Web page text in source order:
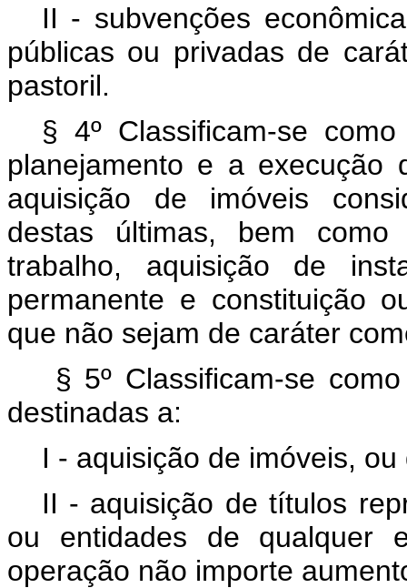
II - subvenções
públicas ou privadas de
pastoril.
§ 4º Classificam-se
planejamento e a execução
aquisição de imóveis
destas últimas, bem
trabalho, aquisição de
permanente e constituição
que não sejam de caráter
§ 5º Classificam-se
destinadas a:
I - aquisição de imóveis,
II - aquisição de títulos
ou entidades de qualquer
operação não importe